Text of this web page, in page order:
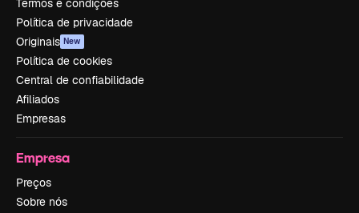
Termos e condições
Política de privacidade
Originais New
Política de cookies
Central de confiabilidade
Afiliados
Empresas
Empresa
Preços
Sobre nós